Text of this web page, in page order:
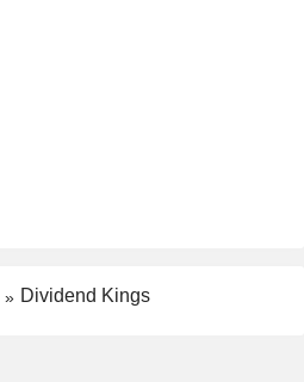
Dividend Kings